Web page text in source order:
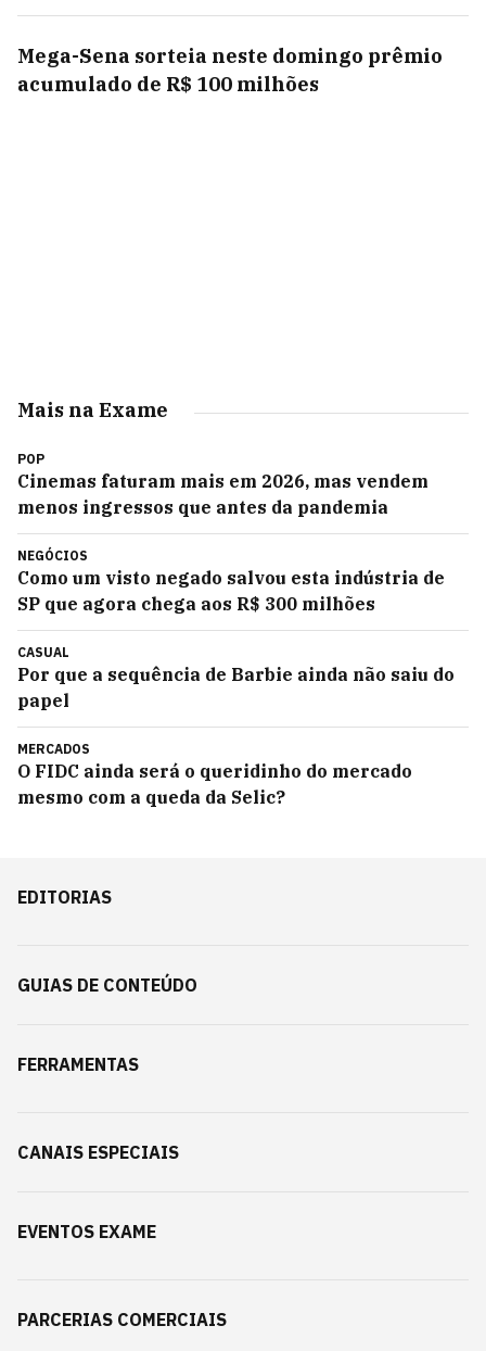
Mega-Sena sorteia neste domingo prêmio
acumulado de R$ 100 milhões
Mais na Exame
POP
Cinemas faturam mais em 2026, mas vendem
menos ingressos que antes da pandemia
NEGÓCIOS
Como um visto negado salvou esta indústria de
SP que agora chega aos R$ 300 milhões
CASUAL
Por que a sequência de Barbie ainda não saiu do
papel
MERCADOS
O FIDC ainda será o queridinho do mercado
mesmo com a queda da Selic?
EDITORIAS
GUIAS DE CONTEÚDO
FERRAMENTAS
CANAIS ESPECIAIS
EVENTOS EXAME
PARCERIAS COMERCIAIS